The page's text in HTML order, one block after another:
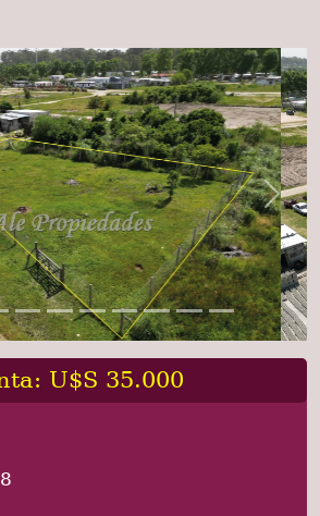
Next
U$S 35.000